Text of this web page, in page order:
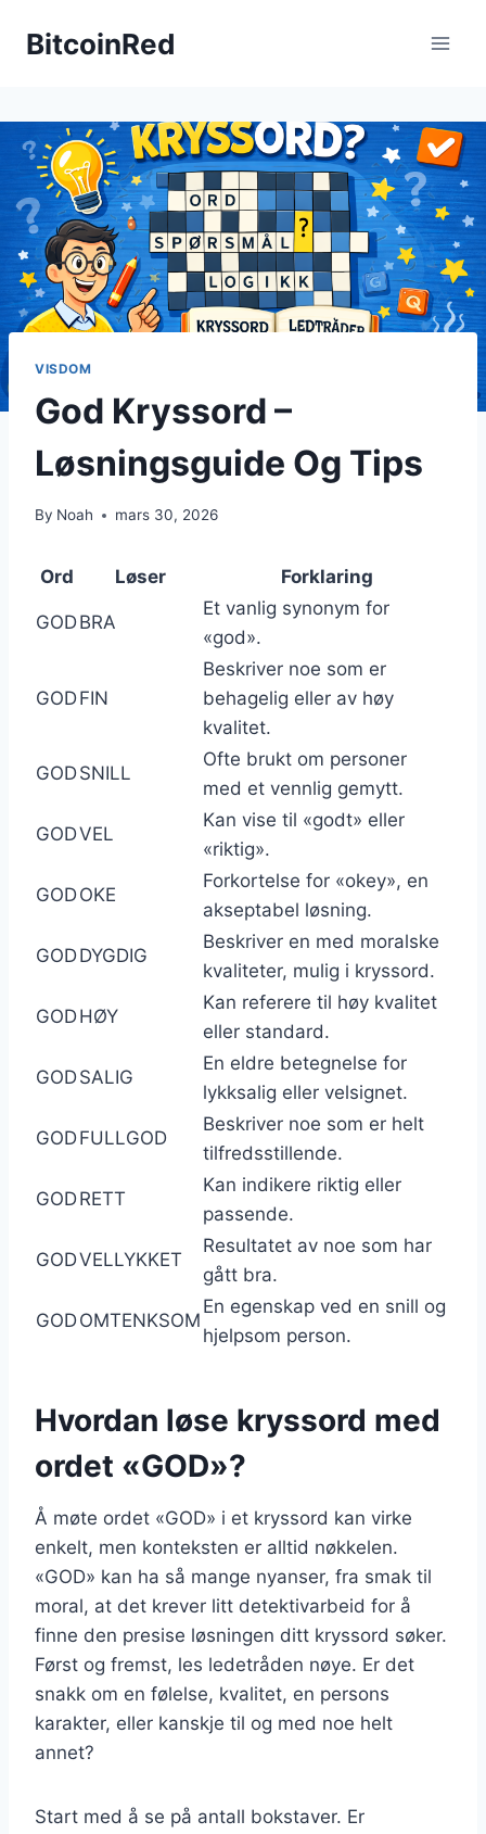
BitcoinRed
VISDOM
God Kryssord –
Løsningsguide Og Tips
By Noah mars 30, 2026
Ord Løser Forklaring
GODBRA
Et vanlig synonym for
«god».
GODFIN
Beskriver noe som er
behagelig eller av høy
kvalitet.
GODSNILL
Ofte brukt om personer
med et vennlig gemytt.
GODVEL
Kan vise til «godt» eller
«riktig».
GODOKE
Forkortelse for «okey», en
akseptabel løsning.
GODDYGDIG
Beskriver en med moralske
kvaliteter, mulig i kryssord.
GODHØY
Kan referere til høy kvalitet
eller standard.
GODSALIG
En eldre betegnelse for
lykksalig eller velsignet.
GODFULLGOD
Beskriver noe som er helt
tilfredsstillende.
GODRETT
Kan indikere riktig eller
passende.
GODVELLYKKET
Resultatet av noe som har
gått bra.
GODOMTENKSOM
En egenskap ved en snill og
hjelpsom person.
Hvordan løse kryssord med
ordet «GOD»?
Å møte ordet «GOD» i et kryssord kan virke
enkelt, men konteksten er alltid nøkkelen.
«GOD» kan ha så mange nyanser, fra smak til
moral, at det krever litt detektivarbeid for å
finne den presise løsningen ditt kryssord søker.
Først og fremst, les ledetråden nøye. Er det
snakk om en følelse, kvalitet, en persons
karakter, eller kanskje til og med noe helt
annet?
Start med å se på antall bokstaver. Er